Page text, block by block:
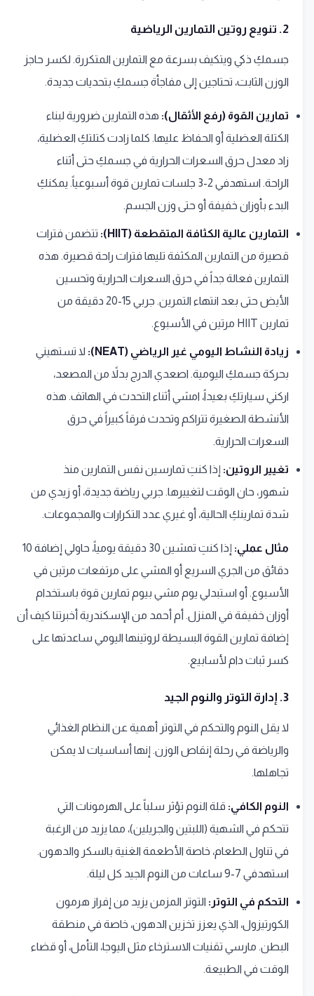
2. تنويع روتين التمارين الرياضية
جسمكِ ذكي ويتكيف بسرعة مع التمارين المتكررة. لكسر حاجز
الوزن الثابت، تحتاجين إلى مفاجأة جسمكِ بتحديات جديدة.
تمارين القوة (رفع الأثقال): هذه التمارين ضرورية لبناء
الكتلة العضلية أو الحفاظ عليها. كلما زادت كتلتكِ العضلية،
زاد معدل حرق السعرات الحرارية في جسمكِ حتى أثناء
الراحة. استهدفي 2-3 جلسات تمارين قوة أسبوعياً. يمكنكِ
البدء بأوزان خفيفة أو حتى وزن الجسم.
التمارين عالية الكثافة المتقطعة (HIIT):
تتضمن فترات
قصيرة من التمارين المكثفة تليها فترات راحة قصيرة. هذه
التمارين فعالة جداً في حرق السعرات الحرارية وتحسين
الأيض حتى بعد انتهاء التمرين. جربي 15-20 دقيقة من
تمارين HIIT مرتين في الأسبوع.
زيادة النشاط اليومي غير الرياضي (NEAT):
لا تستهيني
بحركة جسمكِ اليومية. اصعدي الدرج بدلاً من المصعد،
اركني سيارتكِ بعيداً، امشي أثناء التحدث في الهاتف. هذه
الأنشطة الصغيرة تتراكم وتحدث فرقاً كبيراً في حرق
السعرات الحرارية.
تغيير الروتين: إذا كنتِ تمارسين نفس التمارين منذ
شهور، حان الوقت لتغييرها. جربي رياضة جديدة، أو زيدي من
شدة تمارينكِ الحالية، أو غيري عدد التكرارات والمجموعات.
مثال عملي:
إذا كنتِ تمشين 30 دقيقة يومياً، حاولي إضافة 10
دقائق من الجري السريع أو المشي على مرتفعات مرتين في
الأسبوع. أو استبدلي يوم مشي بيوم تمارين قوة باستخدام
أوزان خفيفة في المنزل. أم أحمد من الإسكندرية أخبرتنا كيف أن
إضافة تمارين القوة البسيطة لروتينها اليومي ساعدتها على
كسر ثبات دام لأسابيع.
3. إدارة التوتر والنوم الجيد
لا يقل النوم والتحكم في التوتر أهمية عن النظام الغذائي
والرياضة في رحلة إنقاص الوزن. إنها أساسيات لا يمكن
تجاهلها.
النوم الكافي: قلة النوم تؤثر سلباً على الهرمونات التي
تتحكم في الشهية (اللبتين والجريلين)، مما يزيد من الرغبة
في تناول الطعام، خاصة الأطعمة الغنية بالسكر والدهون.
استهدفي 7-9 ساعات من النوم الجيد كل ليلة.
التحكم في التوتر: التوتر المزمن يزيد من إفراز هرمون
الكورتيزول، الذي يعزز تخزين الدهون، خاصة في منطقة
البطن. مارسي تقنيات الاسترخاء مثل اليوجا، التأمل، أو قضاء
الوقت في الطبيعة.